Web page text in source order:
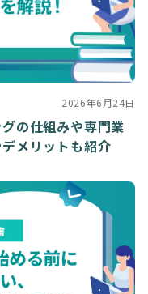
2026年6月24日
の仕組みや専門業
メリットも紹介